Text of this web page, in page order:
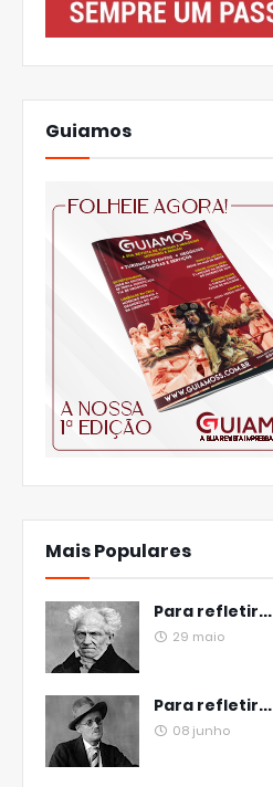
Guiamos
Mais Populares
Para refletir...
29 maio
Para refletir...
08 junho